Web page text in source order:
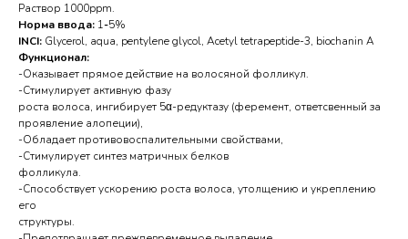
Раствор 1000ppm.
Норма ввода: 1-5%
INCI: Glycerol, aqua, pentylene glycol, Acetyl tetrapeptide-3, biochanin A
Функционал:
-Оказывает прямое действие на волосяной фолликул.
-Стимулирует активную фазу
роста волоса, ингибирует 5α-редуктазу (феремент, ответсвенный за
проявление алопеции),
-Обладает противовоспалительными свойствами,
-Стимулирует синтез матричных белков
фолликула.
-Способствует ускорению роста волоса, утолщению и укреплению
его
структуры.